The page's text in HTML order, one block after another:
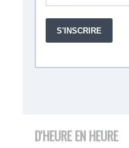
D'HEURE EN HEURE